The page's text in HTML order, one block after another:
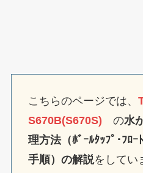
こちらのページでは、
S670B(S670S) の水
理方法（ﾎﾞｰﾙﾀｯﾌﾟ･ﾌﾛ
手順）の解説をしてい